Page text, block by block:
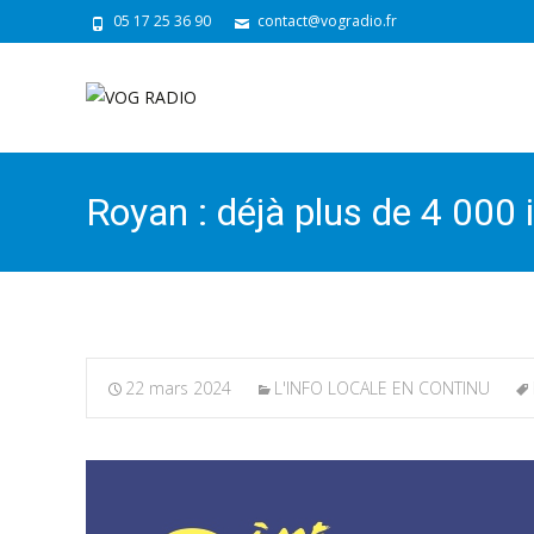
05 17 25 36 90 contact@vogradio.fr
Royan : déjà plus de 4
22 mars 2024 L'INFO LOCALE EN CONTINU